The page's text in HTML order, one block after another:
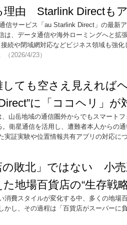
理由 Starlink Directも
信サービス「au Starlink Direct」の最新
は、データ通信や海外ローミングへと拡
続や閉域網対応などビジネス領域も強
（2026/4/23）
しても空さえ見えれば
に「ココヘリ」が
山岳地域の通信圏外からでもスマート
。衛星通信を活用し、遭難者本人からの
実証実験や位置情報共有アプリの対応に
の敗北」ではない 小
地場百貨店の“生存戦
消費スタイルが変化する中、多くの地場
かし、その過程は「百貨店がスーパーに